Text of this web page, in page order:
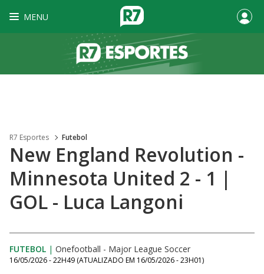
MENU
R7 Esportes Futebol
New England Revolution -
Minnesota United 2 - 1 |
GOL - Luca Langoni
FUTEBOL | Onefootball - Major League Soccer
16/05/2026 - 22H49 (ATUALIZADO EM 16/05/2026 - 23H01)